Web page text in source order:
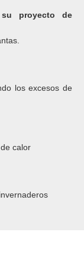
proyecto de
los excesos de
calor